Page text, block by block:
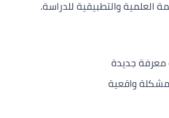
العلمية والتطبيقية للدراسة.
معرفة جديدة
واقعية